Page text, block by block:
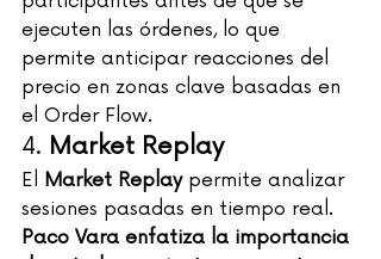
ejecuten las órdenes, lo que
permite anticipar reacciones del
precio en zonas clave basadas en
el Order Flow.
4. Market Replay
El Market Replay permite analizar
sesiones pasadas en tiempo real.
Paco Vara enfatiza la importancia